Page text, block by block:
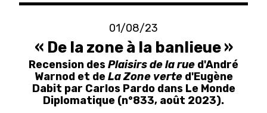
01/08/23
« De la zone à la banlieue »
Recension des Plaisirs de la rue d'André
Warnod et deLa Zone verted'Eugène
Dabit par Carlos Pardo dans Le Monde
Diplomatique (n°833, août 2023).